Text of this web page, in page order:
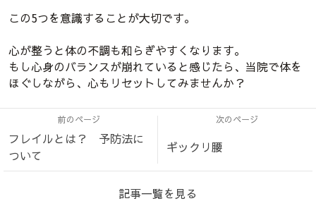
この5つを意識することが大切です。
心が整うと体の不調も和らぎやすくなります。
もし心身のバランスが崩れていると感じたら、当院で体を
ほぐしながら、心もリセットしてみませんか？
前のページ
フレイルとは？ 予防法に
ついて
次のページ
ギックリ腰
記事一覧を見る